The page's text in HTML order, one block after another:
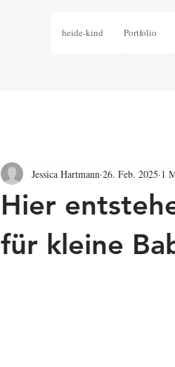
heide-kind Portfolio
Hier
für kleine
Jessica Hartmann 26. Feb. 2025 1